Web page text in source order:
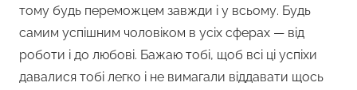
тому будь переможцем завжди і у всьому. Будь
самим успішним чоловіком в усіх сферах — від
роботи і до любові. Бажаю тобі, щоб всі ці успіхи
давалися тобі легко і не вимагали віддавати щось